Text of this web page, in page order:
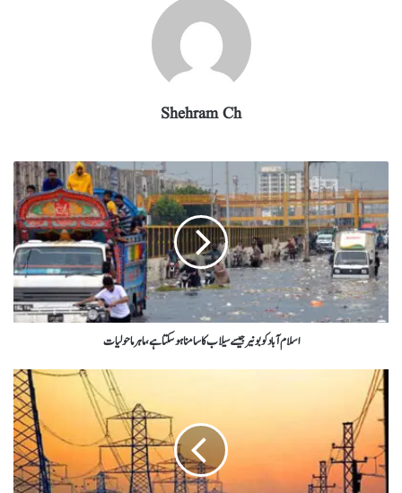
Shehram Ch
اسلام آباد کو بونیر جیسے سیلاب کا سامنا ہو سکتا ہے، ماہر ماحولیات